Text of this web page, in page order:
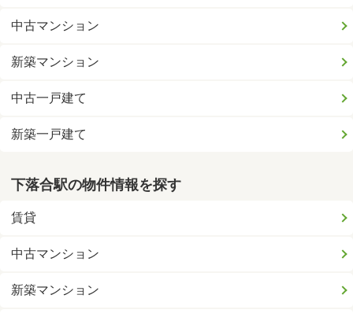
中古マンション
新築マンション
中古一戸建て
新築一戸建て
下落合駅の物件情報を探す
賃貸
中古マンション
新築マンション